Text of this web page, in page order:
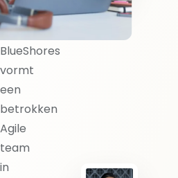
team?
BlueShores
vormt
een
betrokken
Agile
team
in